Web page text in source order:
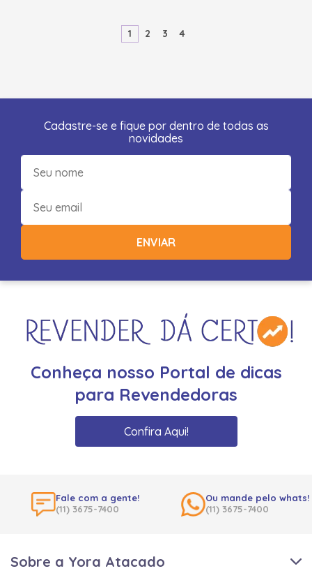
1 2 3 4
Cadastre-se e fique por dentro de todas as
novidades
ENVIAR
Conheça nosso Portal de dicas
para Revendedoras
Confira Aqui!
Fale com a gente!
(11) 3675-7400
Ou mande pelo whats!
(11) 3675-7400
Sobre a Yora Atacado